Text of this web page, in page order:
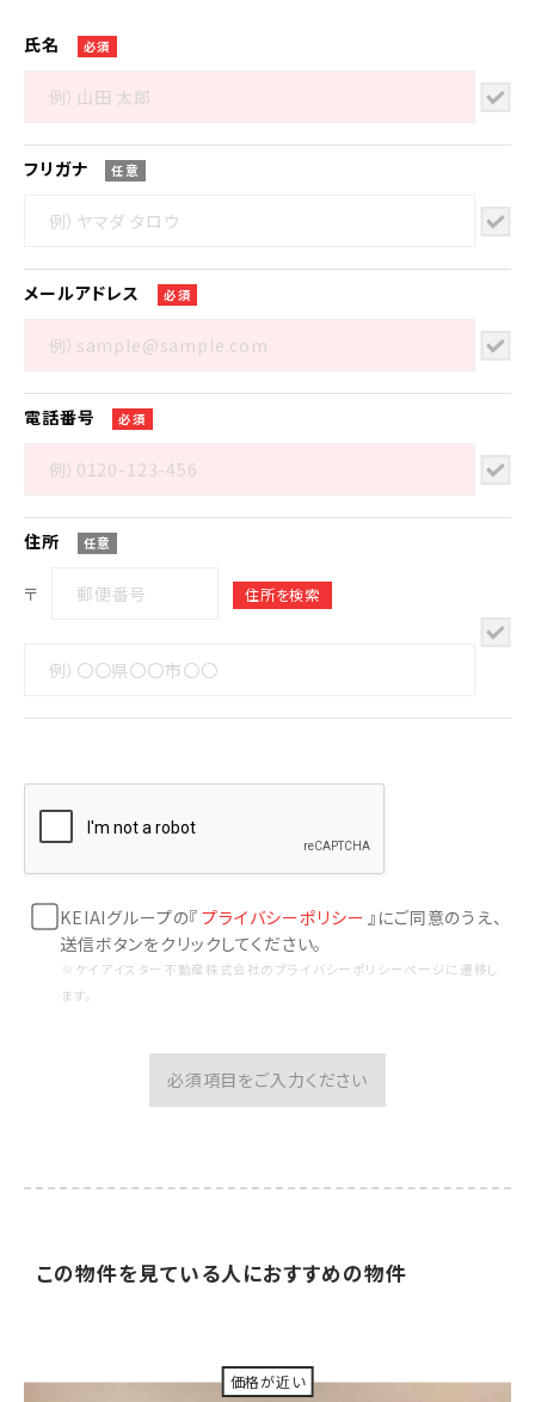
氏名 必須
フリガナ 任意
メールアドレス 必須
電話番号 必須
住所 任意
〒
KEIAIグループの『 プライバシーポリシー 』にご同意のうえ、
送信ボタンをクリックしてください。
※ケイアイスター不動産株式会社のプライバシーポリシーページに遷移し
ます。
必須項目をご入力ください
この物件を見ている人におすすめの物件